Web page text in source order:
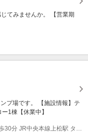
てみませんか。 【営業期
プ場です。 【施設情報】テ
1棟【休業中】
(1)塩尻IC 車 80分 中津川IC 車 70分 ⇒下車徒歩30分 JR中央本線上松駅 タクシー 15分 ⇒下車徒歩30分